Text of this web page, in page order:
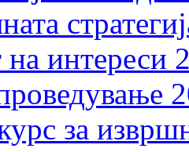
на интереси
за